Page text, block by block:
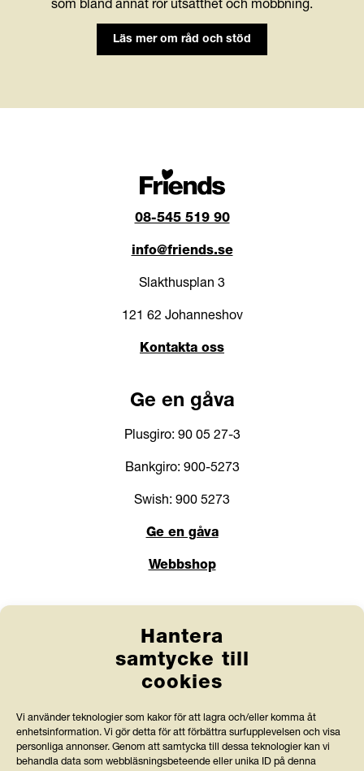
Hantera
samtycke till
cookies
Vi använder teknologier som kakor för att lagra och/eller komma åt
enhetsinformation. Vi gör detta för att förbättra surfupplevelsen och visa
personliga annonser. Genom att samtycka till dessa teknologier kan vi
behandla data som webbläsningsbeteende eller unika ID på denna
som bland annat rör utsatthet och mobbning.
Läs mer om råd och stöd
08-545 519 90
info@friends.se
Slakthusplan 3
121 62 Johanneshov
Kontakta oss
Ge en gåva
Plusgiro: 90 05 27-3
Bankgiro: 900-5273
Swish: 900 5273
Ge en gåva
Webbshop
Anlita Friends
Jobba hos oss
Prenumerera på nyhetsbrev
Press och rapporter